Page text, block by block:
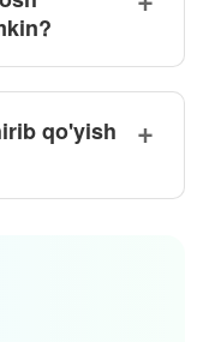
qo'yish